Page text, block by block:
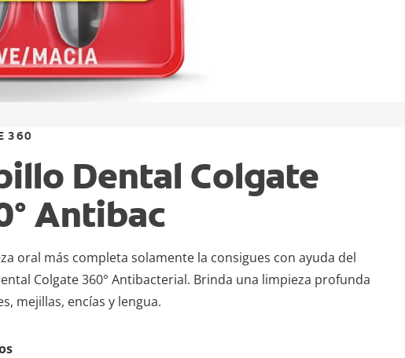
360
Dental Colgate
Antibac
oral más completa solamente la consigues con ayuda del
Colgate 360° Antibacterial. Brinda una limpieza profunda
mejillas, encías y lengua.